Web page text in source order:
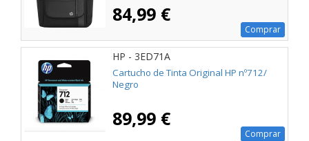
84,99 €
Comprar
HP - 3ED71A
Cartucho de Tinta Original HP nº712/
Negro
89,99 €
Comprar